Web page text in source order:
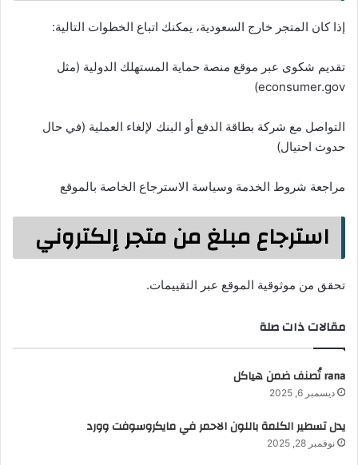
إذا كان المتجر خارج السعودية، يمكنك اتباع الخطوات التالية:
تقديم شكوى عبر موقع منصة حماية المستهلك الدولية (مثل
econsumer.gov)
التواصل مع شركة بطاقة الدفع أو البنك لإلغاء العملية (في حال
حدوث احتيال)
مراجعة شروط الخدمة وسياسة الاسترجاع الخاصة بالموقع
استرجاع مبلغ من متجر إلكتروني
تحقق من موثوقية الموقع عبر التقييمات.
مقالات ذات صلة
rana تُصنف ضمن هياكل
ديسمبر 6, 2025
يدل تسطير الكلمة باللون الاحمر في مايكروسوفت وورد
نوفمبر 28, 2025